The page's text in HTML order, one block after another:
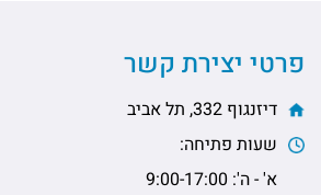
פרטי יצירת קשר
דיזנגוף 332, תל אביב
שעות פתיחה:
א' - ה': 9:00-17:00